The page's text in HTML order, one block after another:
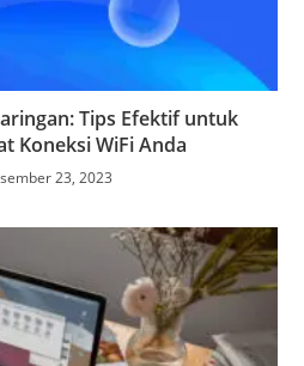
Tips Efektif untuk
Koneksi WiFi Anda
23, 2023